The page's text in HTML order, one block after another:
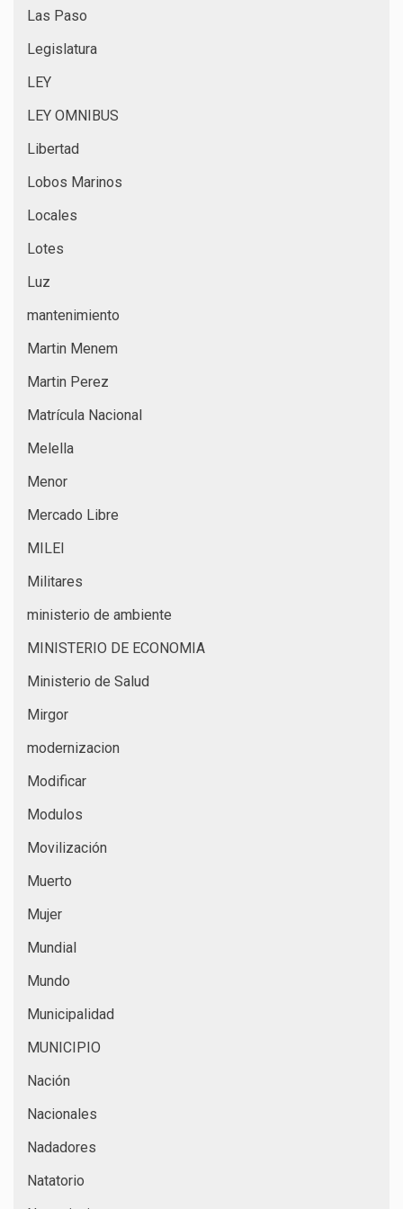
Las Paso
Legislatura
LEY
LEY OMNIBUS
Libertad
Lobos Marinos
Locales
Lotes
Luz
mantenimiento
Martin Menem
Martin Perez
Matrícula Nacional
Melella
Menor
Mercado Libre
MILEI
Militares
ministerio de ambiente
MINISTERIO DE ECONOMIA
Ministerio de Salud
Mirgor
modernizacion
Modificar
Modulos
Movilización
Muerto
Mujer
Mundial
Mundo
Municipalidad
MUNICIPIO
Nación
Nacionales
Nadadores
Natatorio